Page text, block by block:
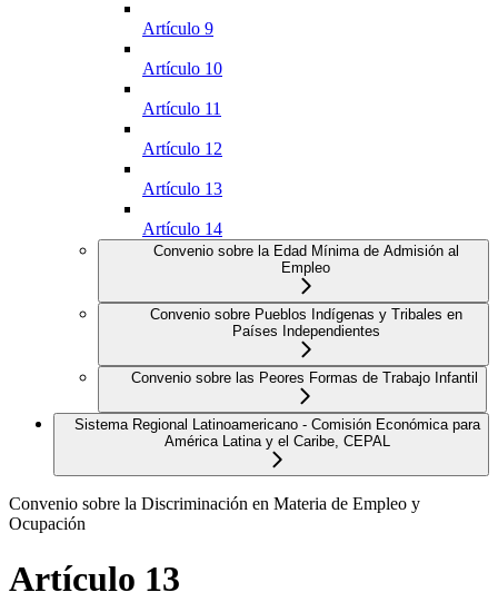
Artículo 9
Artículo 10
Artículo 11
Artículo 12
Artículo 13
Artículo 14
Convenio sobre la Edad Mínima de Admisión al
Empleo
Convenio sobre Pueblos Indígenas y Tribales en
Países Independientes
Convenio sobre las Peores Formas de Trabajo Infantil
Sistema Regional Latinoamericano - Comisión Económica para
América Latina y el Caribe, CEPAL
Convenio sobre la Discriminación en Materia de Empleo y
Ocupación
Artículo 13